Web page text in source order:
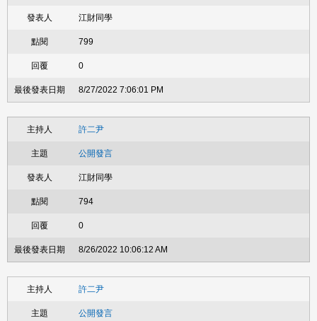
江財同學
799
0
8/27/2022 7:06:01 PM
許二尹
公開發言
江財同學
794
0
8/26/2022 10:06:12 AM
許二尹
公開發言